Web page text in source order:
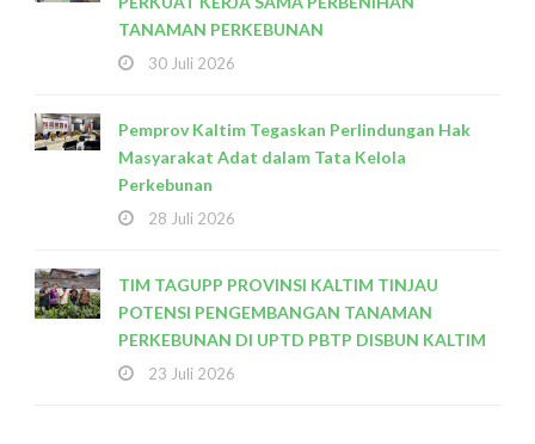
TANAMAN PERKEBUNAN
30 Juli 2026
Pemprov Kaltim Tegaskan Perlindungan Hak
Masyarakat Adat dalam Tata Kelola
Perkebunan
28 Juli 2026
TIM TAGUPP PROVINSI KALTIM TINJAU
POTENSI PENGEMBANGAN TANAMAN
PERKEBUNAN DI UPTD PBTP DISBUN KALTIM
23 Juli 2026